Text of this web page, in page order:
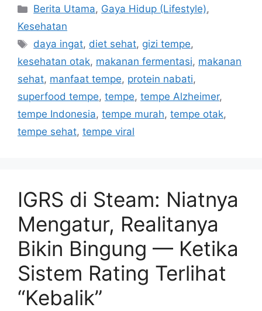
C
a
e
g
o
r
i
e
s
Berita Utama, Gaya Hidup (Lifestyle),
Kesehatan
T
a
s
daya ingat, diet sehat, gizi tempe,
kesehatan otak, makanan fermentasi, makanan
sehat, manfaat tempe, protein nabati,
superfood tempe, tempe, tempe Alzheimer,
tempe Indonesia, tempe murah, tempe otak,
tempe sehat, tempe viral
IGRS di Steam: Niatnya
Mengatur, Realitanya
Bikin Bingung — Ketika
Sistem Rating Terlihat
“Kebalik”